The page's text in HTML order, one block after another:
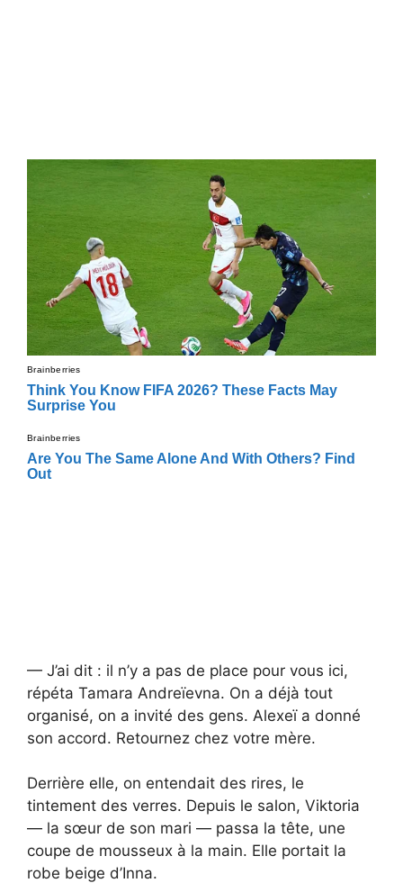
— J’ai dit : il n’y a pas de place pour vous ici,
répéta Tamara Andreïevna. On a déjà tout
organisé, on a invité des gens. Alexeï a donné
son accord. Retournez chez votre mère.
Derrière elle, on entendait des rires, le
tintement des verres. Depuis le salon, Viktoria
— la sœur de son mari — passa la tête, une
coupe de mousseux à la main. Elle portait la
robe beige d’Inna.